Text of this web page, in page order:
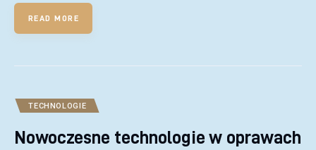
READ MORE
TECHNOLOGIE
Nowoczesne technologie w oprawach